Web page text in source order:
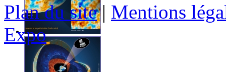
Plan du site| Mentions
Expo